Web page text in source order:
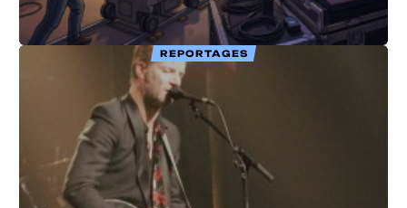
REPORTAGES